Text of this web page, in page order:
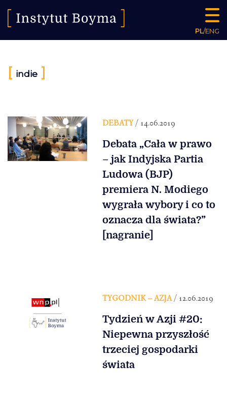
PL/ENG
[ indie ]
DEBATY/ 14.06.2019
Debata „Cała w prawo
– jak Indyjska Partia
Ludowa (BJP)
premiera N. Modiego
wygrała wybory i co to
oznacza dla świata?”
[nagranie]
TYGODNIK – AZJA/ 12.06.2019
Tydzień w Azji #20:
Niepewna przyszłość
trzeciej gospodarki
świata